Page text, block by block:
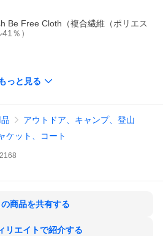
Be Free Cloth（複合繊維（ポリエス
％）
41％）
有している為、ご注文が重なり在庫
ございます。その際はお電話、また
いております。
、画面の商品と実際の商品の色が異
がご了承ください。
もっと見る
アウトドア、キャンプ、登山
ケット、コート
の商品を共有する
リエイトで紹介する